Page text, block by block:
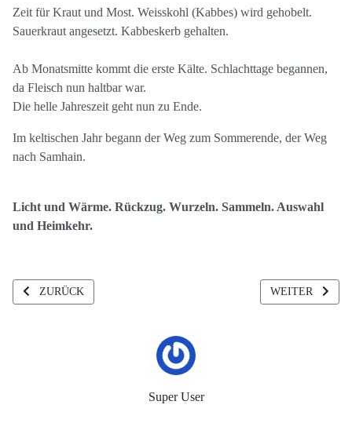
Zeit für Kraut und Most. Weisskohl (Kabbes) wird gehobelt.
Sauerkraut angesetzt. Kabbeskerb gehalten.
Ab Monatsmitte kommt die erste Kälte. Schlachttage begannen,
da Fleisch nun haltbar war.
Die helle Jahreszeit geht nun zu Ende.
Im keltischen Jahr begann der Weg zum Sommerende, der Weg
nach Samhain.
Licht und Wärme. Rückzug. Wurzeln. Sammeln. Auswahl
und Heimkehr.
Super User
VORHERIGER BEITRAG: HANAMI & HAIKU
ZURÜCK NÄCHSTER
WEITER